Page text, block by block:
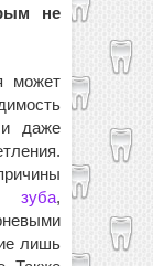
не
может
даже
зуба,
лишь